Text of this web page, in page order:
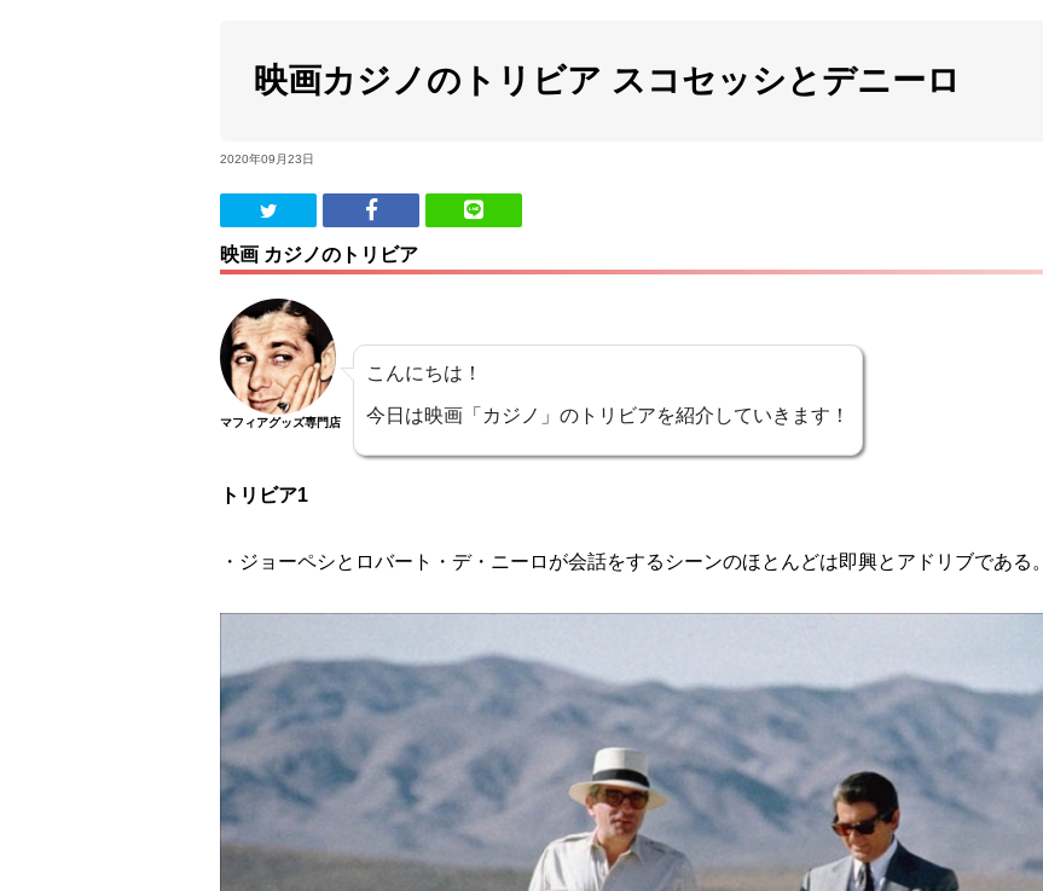
映画カジノのトリビア スコセッシとデニーロ
2020年09月23日
映画 カジノのトリビア
マフィアグッズ専門店
こんにちは！
今日は映画「カジノ」のトリビアを紹介していきます！
トリビア1
・ジョーペシとロバート・デ・ニーロが会話をするシーンのほとんどは即興とアドリブである。